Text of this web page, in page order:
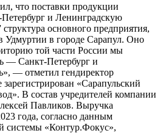
что поставки продукции
и Ленинградскую
структура основного предприятия,
Удмуртии в городе Сарапул. Оно
той части России мы
— Санкт-Петербург и
— отметил гендиректор
«Сарапульский
В состав учредителей компании
Павликов. Выручка
года, согласно данным
системы «Контур.Фокус»,